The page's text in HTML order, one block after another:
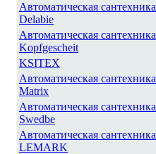
Автоматическая сантехника
Delabie
Автоматическая сантехника
Kopfgescheit
KSITEX
Автоматическая сантехника
Matrix
Автоматическая сантехника
Swedbe
Автоматическая сантехника
LEMARK